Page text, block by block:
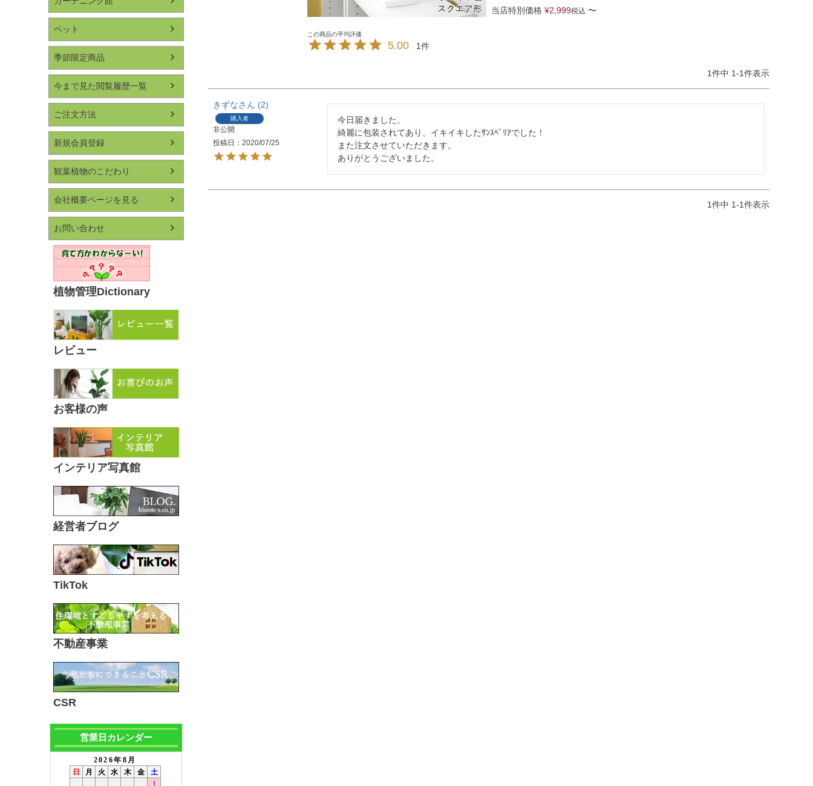
ペット
季節限定商品
今まで見た閲覧履歴一覧
ご注文方法
新規会員登録
観葉植物のこだわり
会社概要ページを見る
お問い合わせ
植物管理Dictionary
レビュー
お客様の声
インテリア写真館
経営者ブログ
TikTok
不動産事業
CSR
営業日カレンダー
当店特別価格 ¥2,999税込 〜
5.00 1
1件中 1-1件表示
きずな 2
購入者
非公開
投稿日
2020/07/25
今日届きました。
綺麗に包装されてあり、イキイキしたｻﾝｽﾍﾞﾘｱでした！
また注文させていただきます。
ありがとうございました。
1件中 1-1件表示